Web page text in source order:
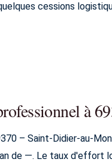
cessions
à
– Saint-Didier-au-
de —. Le taux